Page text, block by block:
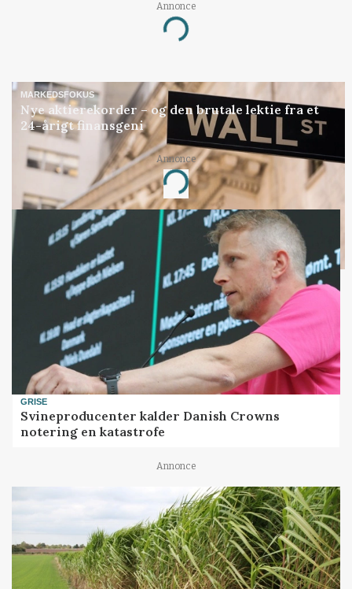
Annonce
Loading...
MARKEDSFOKUS
Nye aktierekorder – og den brutale lektie fra et
24-årigt finansgeni
Annonce
Loading...
GRISE
Svineproducenter kalder Danish Crowns
notering en katastrofe
Annonce